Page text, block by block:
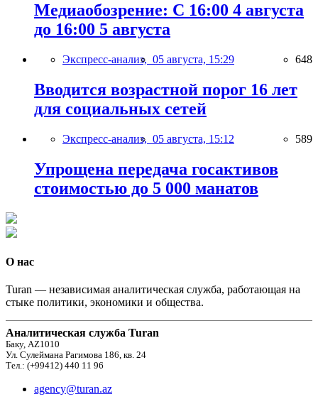
Медиаобозрение: С 16:00 4 августа
до 16:00 5 августа
Экспресс-анализ, 05 августа, 15:29 648
Вводится возрастной порог 16 лет
для социальных сетей
Экспресс-анализ, 05 августа, 15:12 589
Упрощена передача госактивов
стоимостью до 5 000 манатов
О нас
Turan — независимая аналитическая служба, работающая на
стыке политики, экономики и общества.
Аналитическая служба Turan
Баку, AZ1010
Ул. Сулеймана Рагимова 186, кв. 24
Тел.: (+99412) 440 11 96
agency@turan.az